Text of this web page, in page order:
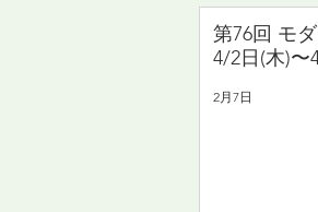
第76回 モ
4/2日(木)〜
2月7日